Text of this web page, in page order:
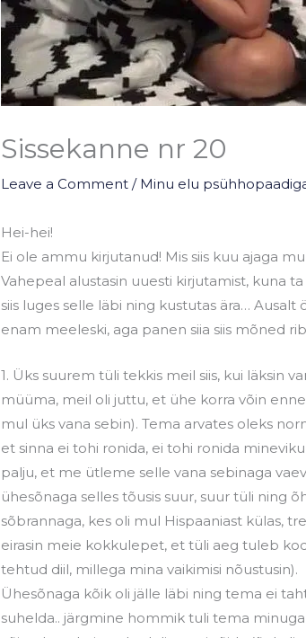
Sissekanne nr 20
Leave a Comment / Minu elu
Hei-hei!
Ei ole ammu kirjutanud! Mis siis kuu ajaga
Vahepeal alustasin uuesti kirjutamist, kuna
siis luges selle läbi ning kustutas ära… Ausalt
enam meeleski, aga panen siia siis mõned
1. Üks suurem tüli tekkis meil siis, kui läksin
müüma, meil oli juttu, et ühe korra võin
mul üks vana sebin). Tema arvates oleks
et sinna ei tohi ronida, ei tohi ronida mineviku
palju, et me ütleme selle vana sebinaga
ühesõnaga selles tõusis suur, suur tüli ning
sõbrannaga, kes oli mul Hispaaniast külas,
eirasin meie kokkulepet, et tüli aeg tuleb
tehtud diil, millega mina vaikimisi nõustusin).
Ühesõnaga kõik oli jälle läbi ning tema ei
suhelda.. järgmine hommik tuli tema minuga